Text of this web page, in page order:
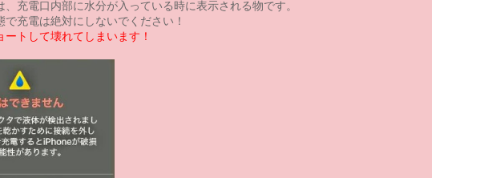
、充電口内部に水分が入っている時に表示される物です。
で充電は絶対にしないでください！
ートして壊れてしまいます！